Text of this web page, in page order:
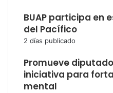
BUAP participa en
del Pacífico
2 días publicado
Promueve
iniciativa para
mental